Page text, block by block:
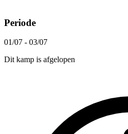
Periode
01/07 - 03/07
Dit kamp is afgelopen